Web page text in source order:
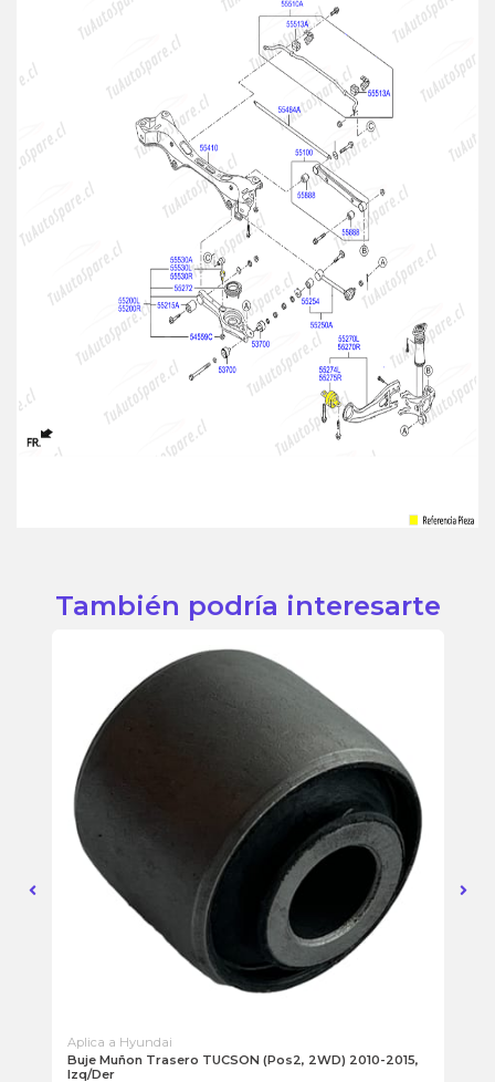
También podría interesarte
Aplica a Hyundai
Buje Muñon Trasero TUCSON (Pos2, 2WD) 2010-2015,
Izq/Der